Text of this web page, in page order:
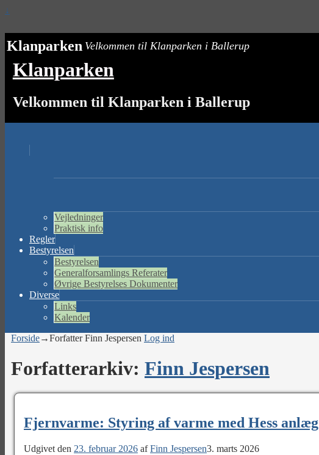
↓
Klanparken Velkommen til Klanparken i Ballerup
Klanparken
Velkommen til Klanparken i Ballerup
Vejledninger
Praktisk info
Regler
Bestyrelsen
Bestyrelsen
Generalforsamlings Referater
Øvrige Bestyrelses Dokumenter
Diverse
Links
Kalender
Forside→ForfatterFinn Jespersen Log ind
Forfatterarkiv: Finn Jespersen
Fjernvarme: Styring af varme med Hess anlæg
Udgivet den 23. februar 2026 afFinn Jespersen3. marts 2026